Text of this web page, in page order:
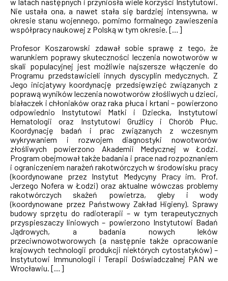
Nie ustała ona, a nawet stała się bardziej intensywna, w
okresie stanu wojennego, pomimo formalnego zawieszenia
współpracy naukowej z Polską w tym okresie. […]
Profesor Koszarowski zdawał sobie sprawę z tego, że
warunkiem poprawy skuteczności leczenia nowotworów w
skali populacyjnej jest możliwie najszersze włączenie do
Programu przedstawicieli innych dyscyplin medycznych. Z
Jego inicjatywy koordynację przedsięwzięć związanych z
poprawą wyników leczenia nowotworów złośliwych u dzieci,
białaczek i chłoniaków oraz raka płuca i krtani – powierzono
odpowiednio Instytutowi Matki i Dziecka, Instytutowi
Hematologii oraz Instytutowi Gruźlicy i Chorób Płuc.
Koordynację badań i prac związanych z wczesnym
wykrywaniem i rozwojem diagnostyki nowotworów
złośliwych powierzono Akademii Medycznej w Łodzi.
Program obejmował także badania i prace nad rozpoznaniem
i ograniczeniem narażeń rakotwórczych w środowisku pracy
(koordynowane przez Instytut Medycyny Pracy im. Prof.
Jerzego Nofera w Łodzi) oraz aktualne wówczas problemy
rakotwórczych skażeń powietrza, gleby i wody
(koordynowane przez Państwowy Zakład Higieny). Sprawy
budowy sprzętu do radioterapii – w tym terapeutycznych
przyspieszaczy liniowych – powierzono Instytutowi Badań
Jądrowych, a badania nowych leków
przeciwnowotworowych (a następnie także opracowanie
krajowych technologii produkcji niektórych cytostatyków) –
Instytutowi Immunologii i Terapii Doświadczalnej PAN we
Wrocławiu. […]